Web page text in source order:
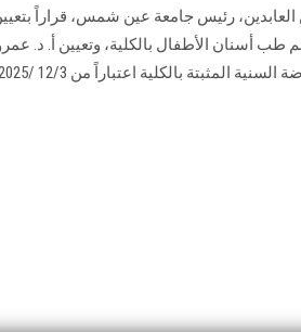
رئيس جامعة عين شمس، قراراً
أسنان الأطفال بالكلية، وتعيين أ. د.